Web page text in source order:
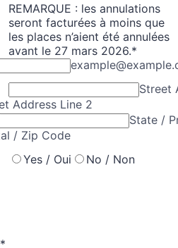
REMARQUE : les annulations
seront facturées à moins que
les places n’aient été annulées
avant le 27 mars 2026.*
Street
Address Line 2
State /
/ Zip Code
*
Yes / Oui No / Non